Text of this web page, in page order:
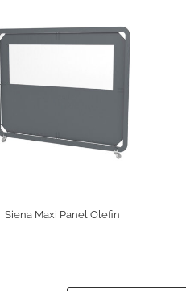
Siena Maxi Panel Olefin